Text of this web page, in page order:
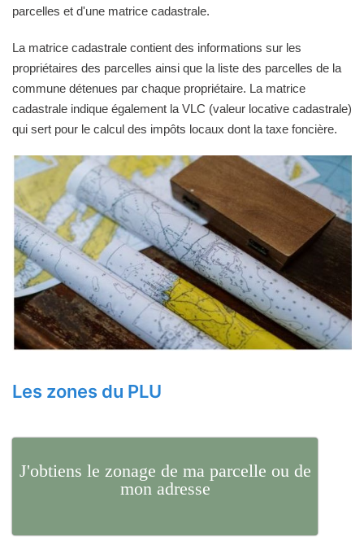
parcelles et d'une matrice cadastrale.
La matrice cadastrale contient des informations sur les
propriétaires des parcelles ainsi que la liste des parcelles de la
commune détenues par chaque propriétaire. La matrice
cadastrale indique également la VLC (valeur locative cadastrale)
qui sert pour le calcul des impôts locaux dont la taxe foncière.
Les zones du PLU
J'obtiens le zonage de ma parcelle ou de
mon adresse